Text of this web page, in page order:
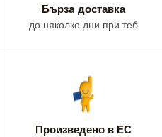
Бързa доставка
до няколко дни при теб
Произведено в ЕС